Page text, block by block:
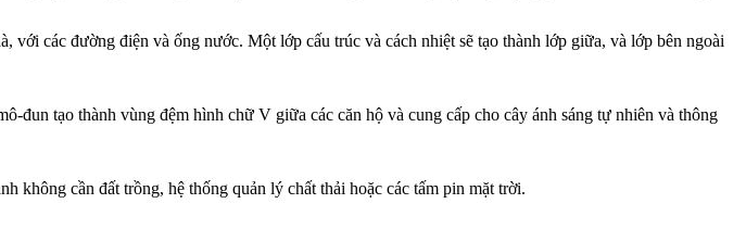
các đường điện và ống nước. Một lớp cấu trúc và cách nhiệt sẽ tạo thành lớp giữa, và lớp bên ngoài
tạo thành vùng đệm hình chữ V giữa các căn hộ và cung cấp cho cây ánh sáng tự nhiên và thông
không cần đất trồng, hệ thống quản lý chất thải hoặc các tấm pin mặt trời.